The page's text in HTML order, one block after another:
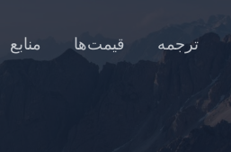
ترجمه قیمت‌ها منابع